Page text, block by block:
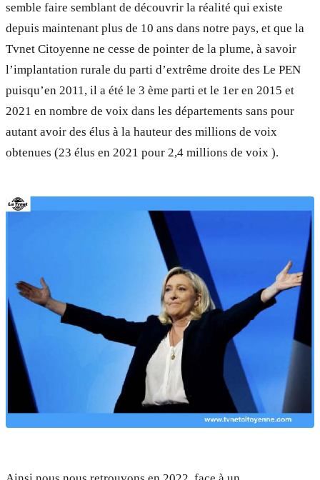
semble faire semblant de découvrir la réalité qui existe
depuis maintenant plus de 10 ans dans notre pays, et que la
Tvnet Citoyenne ne cesse de pointer de la plume, à savoir
l’implantation rurale du parti d’extrême droite des Le PEN
puisqu’en 2011, il a été le 3 ème parti et le 1er en 2015 et
2021 en nombre de voix dans les départements sans pour
autant avoir des élus à la hauteur des millions de voix
obtenues (23 élus en 2021 pour 2,4 millions de voix ).